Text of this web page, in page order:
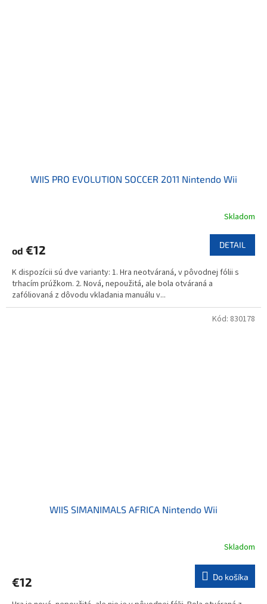
WIIS PRO EVOLUTION SOCCER 2011 Nintendo Wii
Skladom
od €12 DETAIL
K dispozícii sú dve varianty: 1. Hra neotváraná, v pôvodnej fólii s
trhacím prúžkom. 2. Nová, nepoužitá, ale bola otváraná a
zafóliovaná z dôvodu vkladania manuálu v...
WIIS SIMANIMALS AFRICA Nintendo Wii
Skladom
€12 Do košíka
Kód: 830178